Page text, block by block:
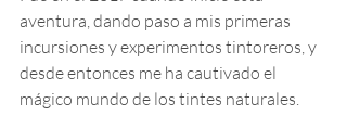
aventura, dando paso a mis primeras
incursiones y experimentos tintoreros, y
desde entonces me ha cautivado el
mágico mundo de los tintes naturales.